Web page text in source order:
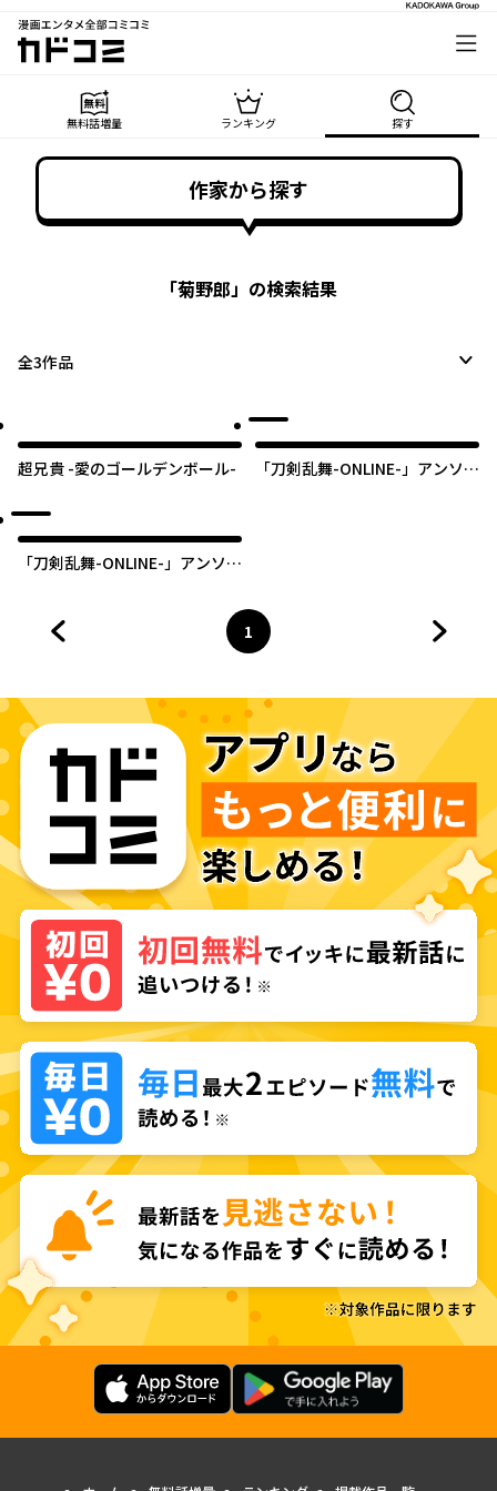
漫画エンタメ全部コミコミ
カドコミ
無料話増量 ランキング 探す
作家から探す
「菊野郎」の検索結果
全3作品
超兄貴 -愛のゴールデンボール-
「刀剣乱舞-ONLINE-」アンソロ
「刀剣乱舞-ONLINE-」アンソロ
ページ
1
へ